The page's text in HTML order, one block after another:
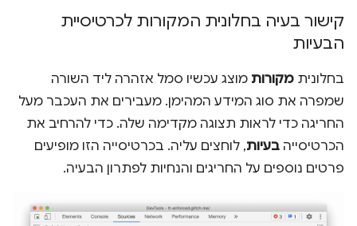
קישור בעיה בחלונית המקורות לכרטיסיית
הבעיות
בחלונית מקורות מוצג עכשיו סמל אזהרה ליד השורה
שמפרה את סוג המידע המהימן. מעבירים את העכבר מעל
החריגה כדי לראות תצוגה מקדימה שלה. כדי להרחיב את
הכרטיסייה בעיות, לוחצים עליה. בכרטיסייה הזו מופיעים
פרטים נוספים על החריגים והנחיות לפתרון הבעיה.